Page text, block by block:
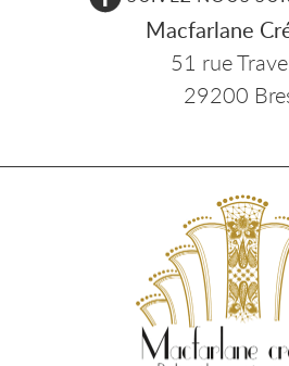
Macfarlane
51 rue
29200